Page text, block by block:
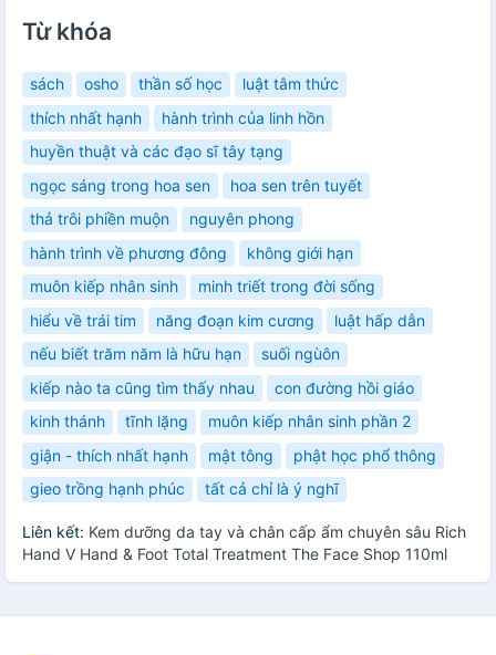
Từ khóa
sách osho thần số học
luật tâm thức
thích nhất hạnh
hành trình của linh hồn
huyền thuật và các đạo sĩ tây tạng
ngọc sáng trong hoa sen
hoa sen trên tuyết
thả trôi phiền muộn
nguyên phong
hành trình về phương đông
không giới hạn
muôn kiếp nhân sinh
minh triết trong đời sống
hiểu về trái tim
năng đoạn kim cương
luật hấp dẫn
nếu biết trăm năm là hữu hạn
suối ngùôn
kiếp nào ta cũng tìm thấy nhau
con đường hồi giáo
kinh thánh
tĩnh lặng
muôn kiếp nhân sinh phần 2
giận - thích nhất hạnh
mật tông
phật học phổ thông
gieo trồng hạnh phúc
tất cả chỉ là ý nghĩ
Liên kết: Kem dưỡng da tay và chân cấp ẩm chuyên sâu Rich
Hand V Hand & Foot Total Treatment The Face Shop 110ml